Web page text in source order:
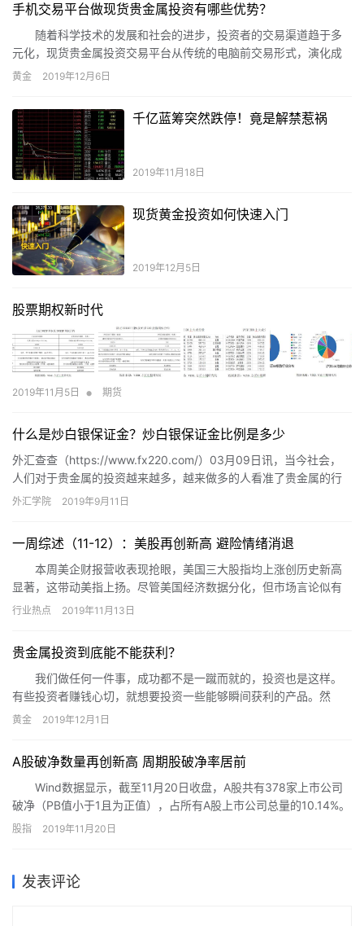
手机交易平台做现货贵金属投资有哪些优势？
随着科学技术的发展和社会的进步，投资者的交易渠道趋于多
元化，现货贵金属投资交易平台从传统的电脑前交易形式，演化成
了用手机交易平台投资的方式。目前，使用手机交易平台的投资者
起看以下具体内容。
黄金 2019年12月6日
千亿蓝筹突然跌停！竟是解禁惹祸
2019年11月18日
现货黄金投资如何快速入门
2019年12月5日
股票期权新时代
2019年11月5日 • 期货
什么是炒白银保证金？炒白银保证金比例是多少
外汇查查（https://www.fx220.com/）03月09日讯，当今社会，
人们对于贵金属的投资越来越多，越来做多的人看准了贵金属的行
业特点，尤其是近些年风靡一时的炒白银，其…
外汇学院 2019年9月11日
一周综述（11-12）：美股再创新高 避险情绪消退
本周美企财报营收表现抢眼，美国三大股指均上涨创历史新高
显著，这带动美指上扬。尽管美国经济数据分化，但市场言论似有
转变偏中性，对于未来美国经济前景表现乐观态度。由此市场避险
弹。此外，全球宽松局面或将关闭，英国和澳大利亚央行维持基准
利率不变，而且周内美联储高官发言表示进一步宽松概率很低。
行业热点 2019年11月13日
贵金属投资到底能不能获利？
我们做任何一件事，成功都不是一蹴而就的，投资也是这样。
有些投资者赚钱心切，就想要投资一些能够瞬间获利的产品。然
而，即使你能够凭借运气在一开始投资的时候赚得一笔，如果没有
黄金 2019年12月1日
A股破净数量再创新高 周期股破净率居前
Wind数据显示，截至11月20日收盘，A股共有378家上市公司
破净（PB值小于1且为正值），占所有A股上市公司总量的10.14%。
破净上市公司数量和比例都接近2005年以来的历史高点。
股指 2019年11月20日
发表评论